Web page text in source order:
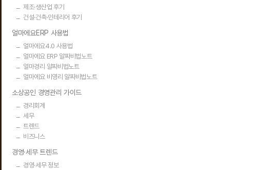
제조·생산업 후기
건설·건축·인테리어 후기
얼마에요ERP 사용법
얼마에요4.0 사용법
얼마에요 ERP 알짜비법노트
얼마경리 알짜비법노트
얼마에요 비영리 알짜비법노트
소상공인 경영관리 가이드
경리회계
세무
트렌드
비즈니스
경영·세무 트렌드
경영·세무 정보